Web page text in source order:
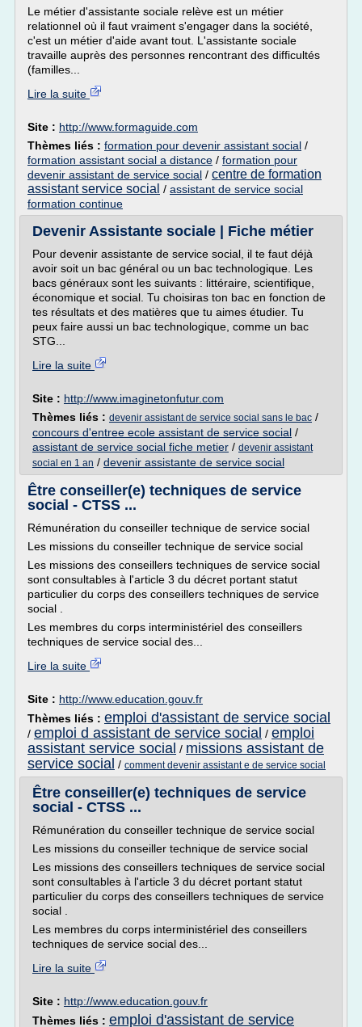
Le métier d'assistante sociale relève est un métier
relationnel où il faut vraiment s'engager dans la société,
c'est un métier d'aide avant tout. L'assistante sociale
travaille auprès des personnes rencontrant des difficultés
(familles...
Lire la suite
Site : http://www.formaguide.com
Thèmes liés : formation pour devenir assistant social /
formation assistant social a distance / formation pour
devenir assistant de service social / centre de formation
assistant service social / assistant de service social
formation continue
Devenir Assistante sociale | Fiche métier
Pour devenir assistante de service social, il te faut déjà
avoir soit un bac général ou un bac technologique. Les
bacs généraux sont les suivants : littéraire, scientifique,
économique et social. Tu choisiras ton bac en fonction de
tes résultats et des matières que tu aimes étudier. Tu
peux faire aussi un bac technologique, comme un bac
STG...
Lire la suite
Site : http://www.imaginetonfutur.com
Thèmes liés : devenir assistant de service social sans le bac /
concours d'entree ecole assistant de service social /
assistant de service social fiche metier / devenir assistant
social en 1 an / devenir assistante de service social
Être conseiller(e) techniques de service
social - CTSS ...
Rémunération du conseiller technique de service social
Les missions du conseiller technique de service social
Les missions des conseillers techniques de service social
sont consultables à l'article 3 du décret portant statut
particulier du corps des conseillers techniques de service
social .
Les membres du corps interministériel des conseillers
techniques de service social des...
Lire la suite
Site : http://www.education.gouv.fr
Thèmes liés : emploi d'assistant de service social
/ emploi d assistant de service social / emploi
assistant service social / missions assistant de
service social / comment devenir assistant e de service social
Être conseiller(e) techniques de service
social - CTSS ...
Rémunération du conseiller technique de service social
Les missions du conseiller technique de service social
Les missions des conseillers techniques de service social
sont consultables à l'article 3 du décret portant statut
particulier du corps des conseillers techniques de service
social .
Les membres du corps interministériel des conseillers
techniques de service social des...
Lire la suite
Site : http://www.education.gouv.fr
Thèmes liés : emploi d'assistant de service